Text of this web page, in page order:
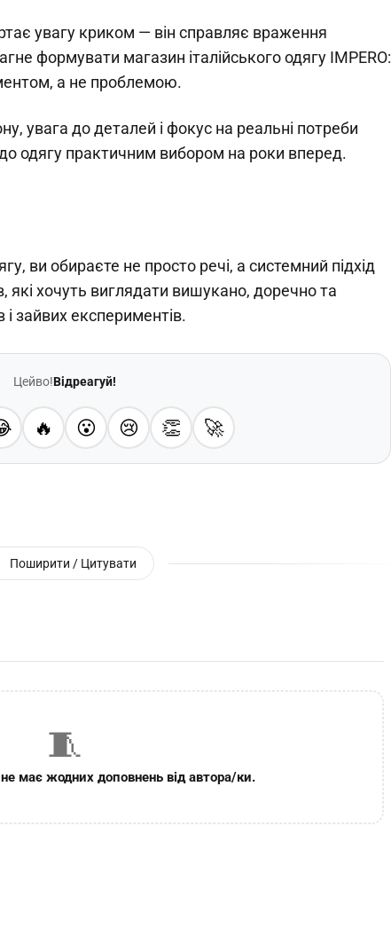
увагу криком — він справляє враження
формувати магазин італійського одягу IMPERO:
а не проблемою.
увага до деталей і фокус на реальні потреби
до одягу практичним вибором на роки вперед.
ви обираєте не просто речі, а системний підхід
які хочуть виглядати вишукано, доречно та
зайвих експериментів.
Цейво!Відреагуй!
🔥 😮 😢 👏 🚀
Поширити / Цитувати
🧵
має жодних доповнень від автора/ки.